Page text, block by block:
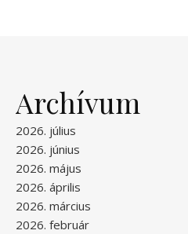
Archívum
2026. július
2026. június
2026. május
2026. április
2026. március
2026. február